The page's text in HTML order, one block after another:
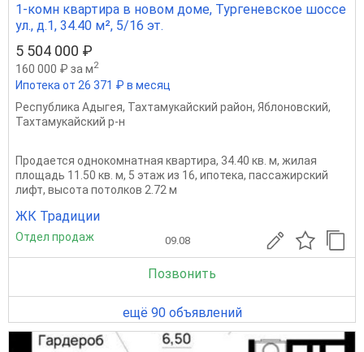
1-комн квартира в новом доме, Тургеневское шоссе
ул., д.1, 34.40 м², 5/16 эт.
5 504 000 ₽
160 000 ₽ за м2
Ипотека от 26 371 ₽ в месяц
Республика Адыгея, Тахтамукайский район, Яблоновский,
Тахтамукайский р-н
Продается однокомнатная квартира, 34.40 кв. м, жилая
площадь 11.50 кв. м, 5 этаж из 16, ипотека, пассажирский
лифт, высота потолков 2.72 м
ЖК Традиции
Отдел продаж 09.08
Позвонить
ещё 90 объявлений